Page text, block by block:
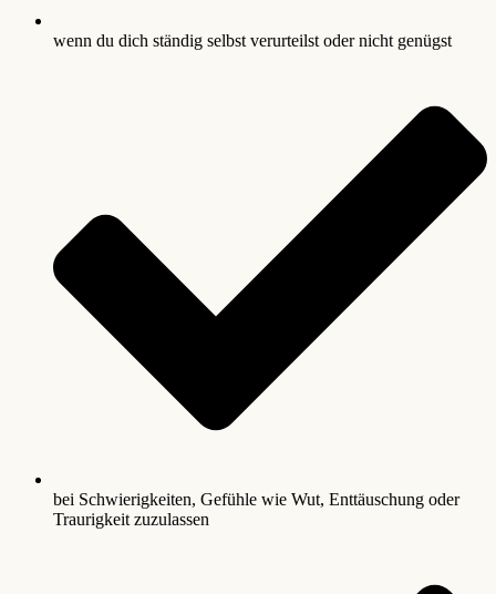
wenn du dich ständig selbst verurteilst oder nicht genügst
bei Schwierigkeiten, Gefühle wie Wut, Enttäuschung oder
Traurigkeit zuzulassen